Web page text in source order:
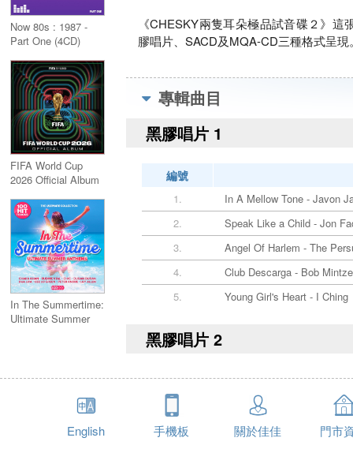
Now 80s : 1987 -
Part One (4CD)
FIFA World Cup
2026 Official Album
In The Summertime:
Ultimate Summer
《CHESKY兩隻耳朵極品試音碟２》
膠唱片、SACD及MQA-CD三種格式呈現
專輯曲目
黑膠唱片 1
編號
1.
In A Mellow Tone - Javon
2.
Speak Like a Child - Jon
3.
Angel Of Harlem - The
4.
Club Descarga - Bob
5.
Young Girl's Heart - I Ching
黑膠唱片 2
English 手機板 關於佳佳 門市